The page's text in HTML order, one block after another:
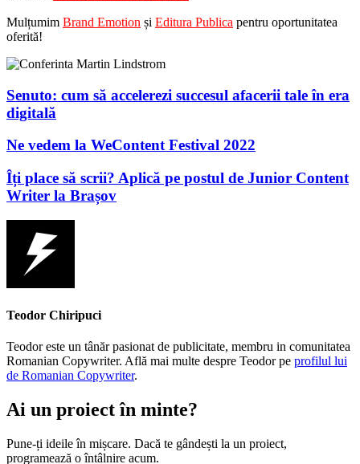
Mulțumim Brand Emotion și Editura Publica pentru oportunitatea
oferită!
Senuto: cum să accelerezi succesul afacerii tale în era
digitală
Ne vedem la WeContent Festival 2022
Îți place să scrii? Aplică pe postul de Junior Content
Writer la Brașov
Teodor Chiripuci
Teodor este un tânăr pasionat de publicitate, membru in comunitatea
Romanian Copywriter. Află mai multe despre Teodor pe profilul lui
de Romanian Copywriter.
Ai un proiect în minte?
Pune-ți ideile în mișcare. Dacă te gândești la un proiect,
programează o întâlnire acum.